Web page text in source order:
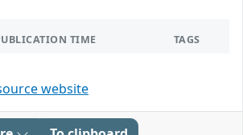
TIME TAGS
website